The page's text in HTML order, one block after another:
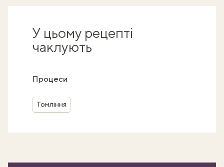
У цьому рецепті
чаклують
Процеси
Томління